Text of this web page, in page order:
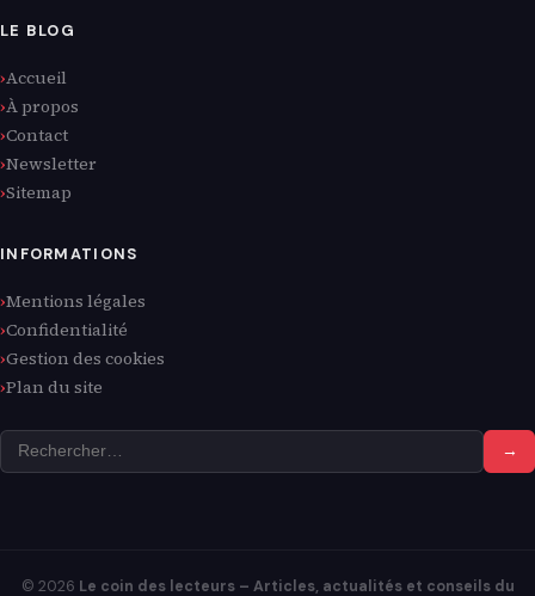
LE BLOG
Accueil
À propos
Contact
Newsletter
Sitemap
INFORMATIONS
Mentions légales
Confidentialité
Gestion des cookies
Plan du site
→
© 2026 Le coin des lecteurs – Articles, actualités et conseils du